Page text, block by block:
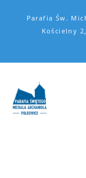
Parafia Św.
Kościelny